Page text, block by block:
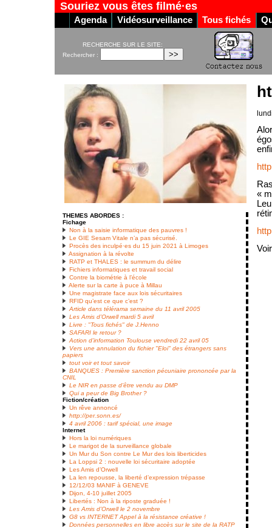
Souriez vous êtes filmé·es
Agenda Vidéosurveillance Tous fichés
RECHERCHE SUR LE SITE:
Rechercher :
THEMES ABORDES :
Fichage
Non à la saisie informatique des pauvres !
Le GIE Sesam Vitale n’a pas sécurisé.
Procès des inculpé·es du 15 juin 2021 à Limoges
Assignation à la révolte
RATP et THALES : le summum du délire
Fichiers informatiques et travail social
Contre la biométrie à l’école
Alerte sur la carte à puce à Millau
Une magistrate face aux lois sécuritaires
RFID qu’est ce que c’est ?
Article dans télérama semaine du 11 avril 2005
Les Amis d’Orwell mardi 5 avril
Livre : "Tous fichés" de J.Henno
SAFARI le retour ?
Action d’information Toulouse vendredi 22 avril 05
Vers une annulation du fichier "Eloi" des étrangers sans
papiers
tout voir et tout savoir
BANQUES : Première sanction pécuniaire prononcée par la
CNIL
Le NIR en passe d’être vendu au DMP
Qui a peur de Big Brother ?
Fiction/création
Un rêve annoncé
http://per.sonn.es/
4 avril 2006 : tarif spécial, une image
Internet
Hors la loi numériques
Le marigot de la surveillance globale
Un Mur du Son contre Le Mur des lois liberticides
La Loppsi 2 : nouvelle loi sécuritaire adoptée
Les Amis d’Orwell
La len repousse, la liberté d’expression trépasse
12/12/03 MANIF à GENEVE
Dijon, 4-10 juillet 2005
Libertés : Non à la riposte graduée !
Les Amis d’Orwell le 2 novembre
G8 vs INTERNET Appel à la résistance créative !
Données personnelles en libre accès sur le site de la RATP
«